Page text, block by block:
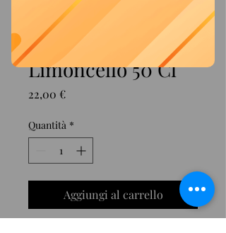
Modello Decorata
Limoncello 50 Cl
22,00 €Prezzo
Quantità *
Aggiungi al carrello